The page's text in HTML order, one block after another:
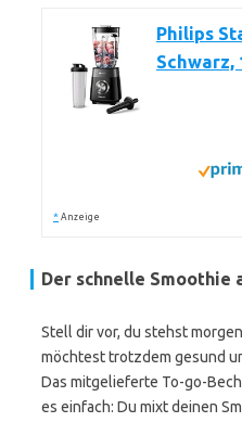
Philips
Schwarz,
* Anzeige
Der schnelle Smoothie
Stell dir vor, du stehst
möchtest trotzdem gesund
Das mitgelieferte To-go-
es einfach: Du mixt deinen